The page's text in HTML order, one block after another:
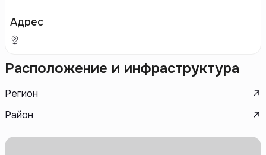
Адрес
Расположение и инфраструктура
Регион
Район